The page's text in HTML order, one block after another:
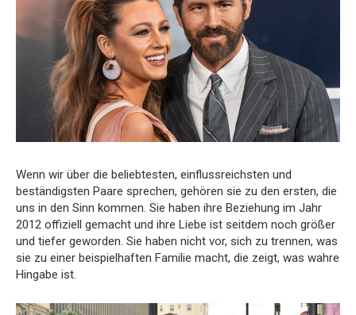
Wenn wir über die beliebtesten, einflussreichsten und
beständigsten Paare sprechen, gehören sie zu den ersten, die
uns in den Sinn kommen. Sie haben ihre Beziehung im Jahr
2012 offiziell gemacht und ihre Liebe ist seitdem noch größer
und tiefer geworden. Sie haben nicht vor, sich zu trennen, was
sie zu einer beispielhaften Familie macht, die zeigt, was wahre
Hingabe ist.